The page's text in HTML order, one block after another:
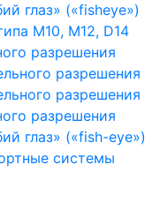
глаз» («fisheye»)
M10, M12, D14
разрешения
разрешения
разрешения
разрешения
глаз» («fish-eye»)
системы